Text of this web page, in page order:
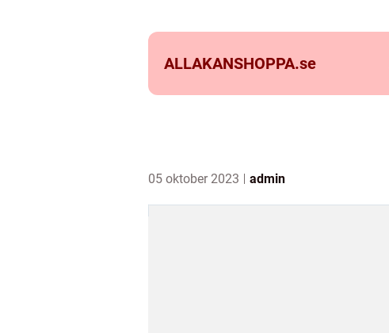
ALLAKANSHOPPA.se
05 oktober 2023 admin